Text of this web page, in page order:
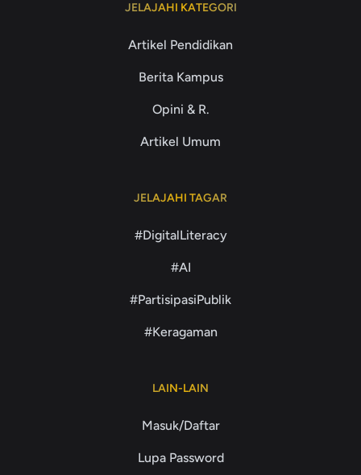
JELAJAHI KATEGORI
Artikel Pendidikan
Berita Kampus
Opini & R.
Artikel Umum
JELAJAHI TAGAR
#DigitalLiteracy
#AI
#PartisipasiPublik
#Keragaman
LAIN-LAIN
Masuk/Daftar
Lupa Password